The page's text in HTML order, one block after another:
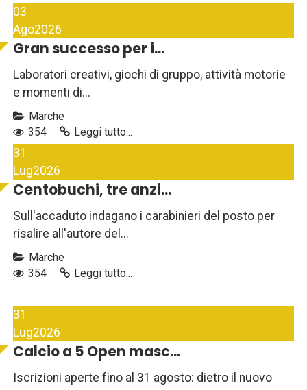
03
Ago2026
Gran successo per i...
Laboratori creativi, giochi di gruppo, attività motorie
e momenti di...
Marche
354
Leggi tutto...
31
Lug2026
Centobuchi, tre anzi...
Sull'accaduto indagano i carabinieri del posto per
risalire all'autore del...
Marche
354
Leggi tutto...
31
Lug2026
Calcio a 5 Open masc...
Iscrizioni aperte fino al 31 agosto: dietro il nuovo